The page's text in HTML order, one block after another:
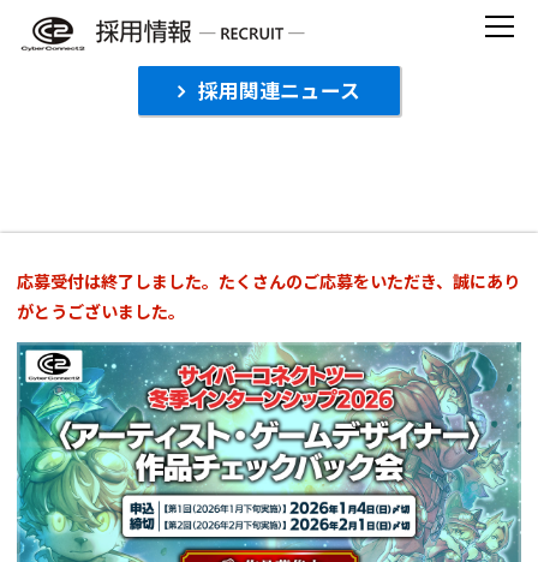
採用関連ニュース
応募受付は終了しました。たくさんのご応募をいただき、誠にあり
がとうございました。